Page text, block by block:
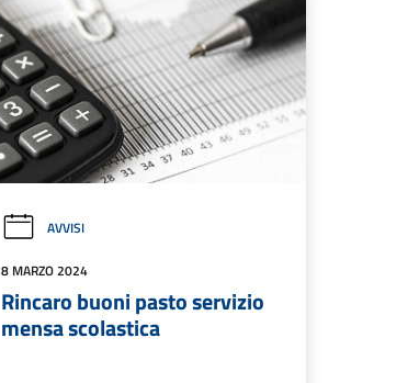
AVVISI
8 MARZO 2024
Rincaro buoni pasto servizio
mensa scolastica